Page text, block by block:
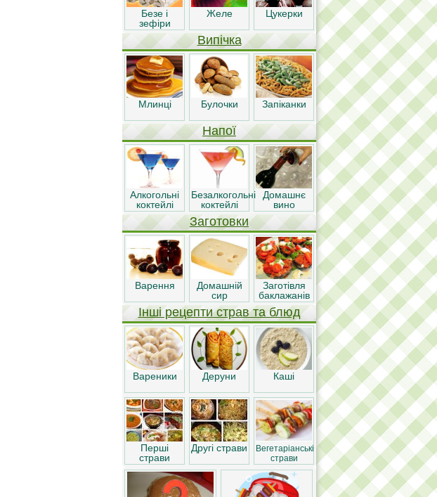
Безе і
зефіри
Желе Цукерки
Випічка
Млинці Булочки Запіканки
Напої
Алкогольні
коктейлі
Безалкогольні
коктейлі
Домашнє
вино
Заготовки
Варення
Домашній
сир
Заготівля
баклажанів
Інші рецепти страв та блюд
Вареники Деруни Каші
Перші
страви
Другі страви
Вегетаріанські
страви